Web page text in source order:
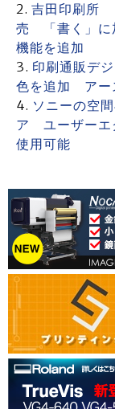
吉田印刷所
売 「書く」に
機能を追加
印刷通販デ
色を追加 アー
ソニーの空
ア ユーザーエ
使用可能